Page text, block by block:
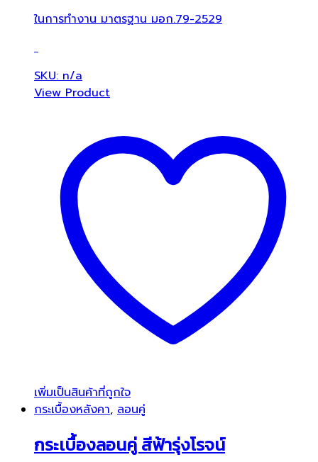
ในการทำงาน มาตรฐาน มอก.79-2529
SKU: n/a
View Product
เพิ่มเป็นสินค้าที่ถูกใจ
กระเบื้องหลังคา, ลอนคู่
กระเบื้องลอนคู่ สีฟ้ารุ่งโรจน์